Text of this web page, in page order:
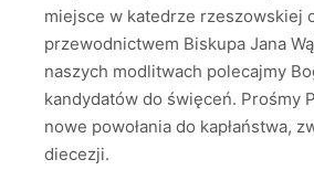
miejsce w katedrze rzeszowskiej
przewodnictwem Biskupa Jana
naszych modlitwach polecajmy
kandydatów do święceń. Prośmy
nowe powołania do kapłaństwa,
diecezji.